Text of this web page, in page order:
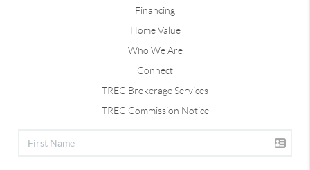
Financing
Home Value
Who We Are
Connect
TREC Brokerage Services
TREC Commission Notice